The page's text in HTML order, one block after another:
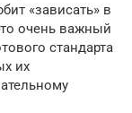
«зависать» в
очень важный
стандарта
их